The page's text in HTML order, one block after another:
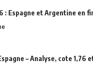
: Espagne et Argentine en
– Analyse, cote